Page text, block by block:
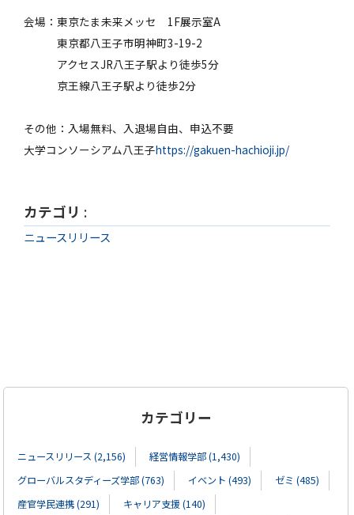
会場：東京たま未来メッセ 1F展示室A
東京都八王子市明神町3-19-2
アクセスJR八王子駅より徒歩5分
京王線八王子駅より徒歩2分
その他：入場無料、入退場自由、申込不要
大学コンソーシアム八王子https://gakuen-hachioji.jp/
カテゴリ :
ニュースリリース
カテゴリー
ニュースリリース (2,156)
経営情報学部 (1,430)
グローバルスタディーズ学部 (763)
イベント (493)
ゼミ (485)
産官学民連携 (291)
キャリア支援 (140)